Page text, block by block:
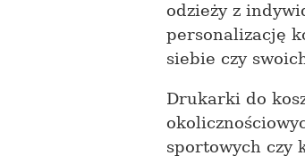
odzieży z
personalizację
siebie czy
Drukarki do
sportowych czy